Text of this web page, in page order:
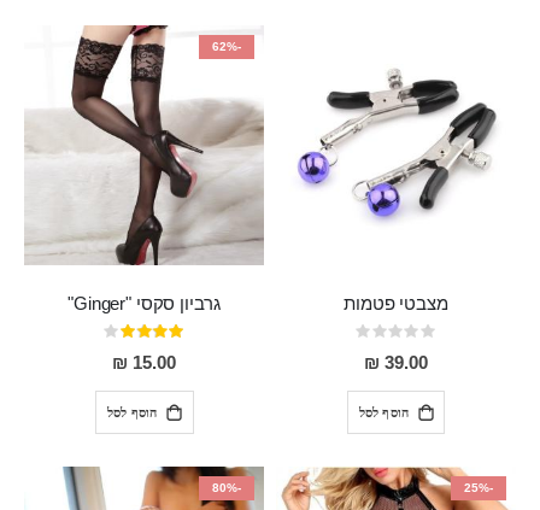
מצבטי פטמות
Rating:
0%
39.00 ₪
הוסף לסל
-62%
גרביון סקסי "Ginger"
דירוג:
80%
15.00 ₪
הוסף לסל
-25%
-80%